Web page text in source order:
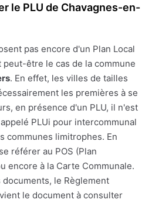
le PLU de Chavagnes-en-
pas encore d'un Plan Local
peut-être le cas de la commune
. En effet, les villes de tailles
les premières à se
en présence d'un PLU, il n'est
PLUi pour intercommunal
communes limitrophes. En
référer au POS (Plan
encore à la Carte Communale.
le Règlement
le document à consulter